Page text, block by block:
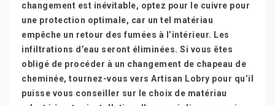
changement est inévitable, optez pour le cuivre pour
une protection optimale, car un tel matériau
empêche un retour des fumées à l’intérieur. Les
infiltrations d’eau seront éliminées. Si vous êtes
obligé de procéder à un changement de chapeau de
cheminée, tournez-vous vers Artisan Lobry pour qu’il
puisse vous conseiller sur le choix de matériau